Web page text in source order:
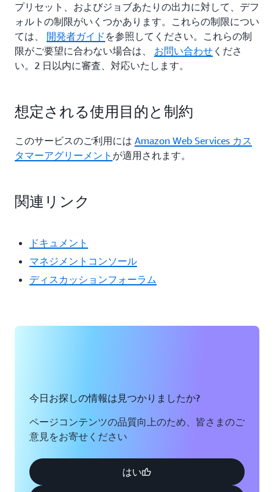
プリセット、およびジョブあたりの出力に対して、デフ
ォルトの制限がいくつかあります。これらの制限につい
ては、 開発者ガイド を参照してください。これらの制
限がご要望に合わない場合は、 お問い合わせ くださ
い。2 日以内に審査、対応いたします。
想定される使用目的と制約
このサービスのご利用には Amazon Web Services カス
タマーアグリーメント が適用されます。
関連リンク
ドキュメント
マネジメントコンソール
ディスカッションフォーラム
今日お探しの情報は見つかりましたか?
ページコンテンツの品質向上のため、皆さまのご
意見をお寄せください
はい